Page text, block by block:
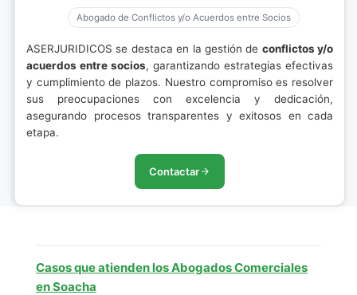
Abogado de Conflictos y/o Acuerdos entre Socios
ASERJURIDICOS se destaca en la gestión de conflictos y/o
acuerdos entre socios, garantizando estrategias efectivas
y cumplimiento de plazos. Nuestro compromiso es resolver
sus preocupaciones con excelencia y dedicación,
asegurando procesos transparentes y exitosos en cada
etapa.
Contactar
Casos que atienden los Abogados Comerciales
en Soacha